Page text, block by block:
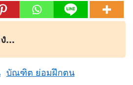
...
บัณฑิต ย่อมฝึกตน